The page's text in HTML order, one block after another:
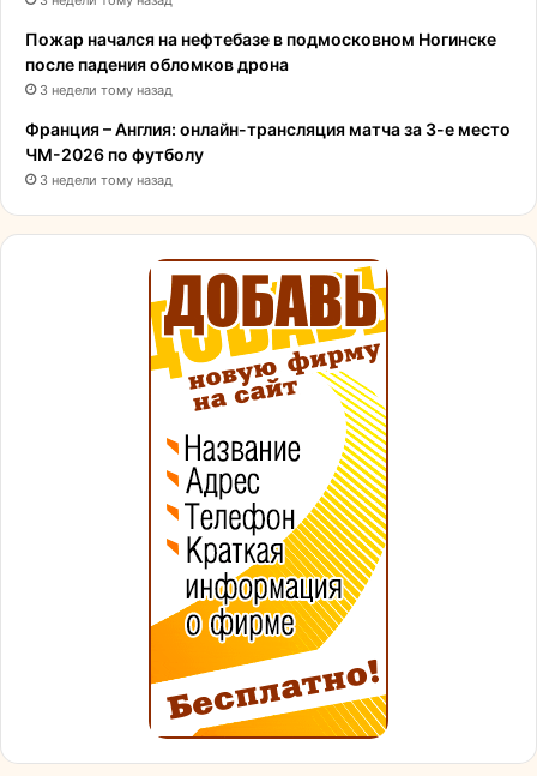
Пожар начался на нефтебазе в подмосковном Ногинске
после падения обломков дрона
3 недели тому назад
Франция – Англия: онлайн-трансляция матча за 3-е место
ЧМ-2026 по футболу
3 недели тому назад